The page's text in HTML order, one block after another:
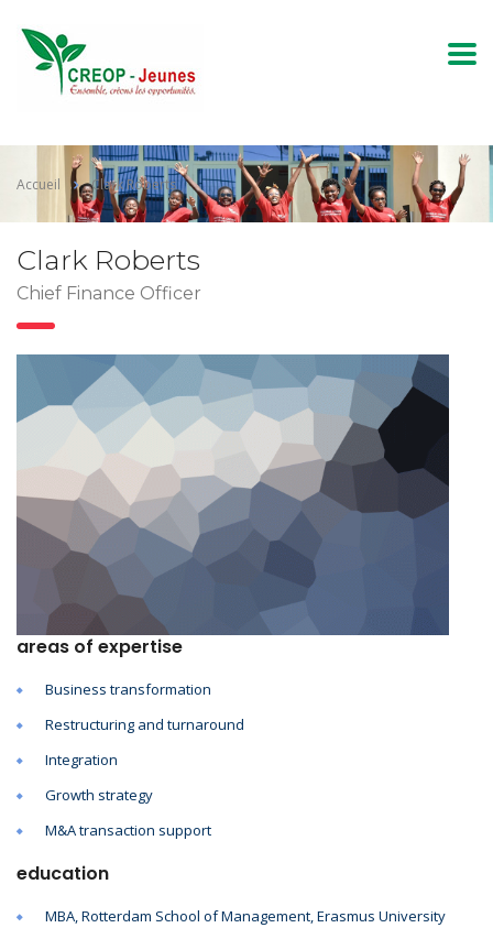
Accueil Clark Roberts
Clark Roberts
Chief Finance Officer
areas of expertise
Business transformation
Restructuring and turnaround
Integration
Growth strategy
M&A transaction support
education
MBA, Rotterdam School of Management, Erasmus University